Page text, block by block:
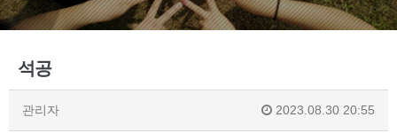
석공
관리자 2023.08.30 20:55